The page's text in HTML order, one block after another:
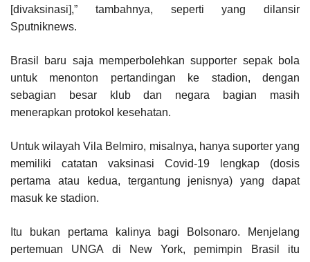
[divaksinasi],” tambahnya, seperti yang dilansir
Sputniknews.
Brasil baru saja memperbolehkan supporter sepak bola
untuk menonton pertandingan ke stadion, dengan
sebagian besar klub dan negara bagian masih
menerapkan protokol kesehatan.
Untuk wilayah Vila Belmiro, misalnya, hanya suporter yang
memiliki catatan vaksinasi Covid-19 lengkap (dosis
pertama atau kedua, tergantung jenisnya) yang dapat
masuk ke stadion.
Itu bukan pertama kalinya bagi Bolsonaro. Menjelang
pertemuan UNGA di New York, pemimpin Brasil itu